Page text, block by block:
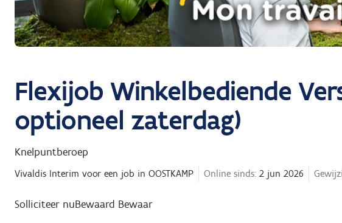
Flexijob Winkelbediende
optioneel zaterdag)
Knelpuntberoep
Vivaldis Interim voor een job in OOSTKAMP Online sinds: 2 jun 2026
Solliciteer nuBewaard Bewaar